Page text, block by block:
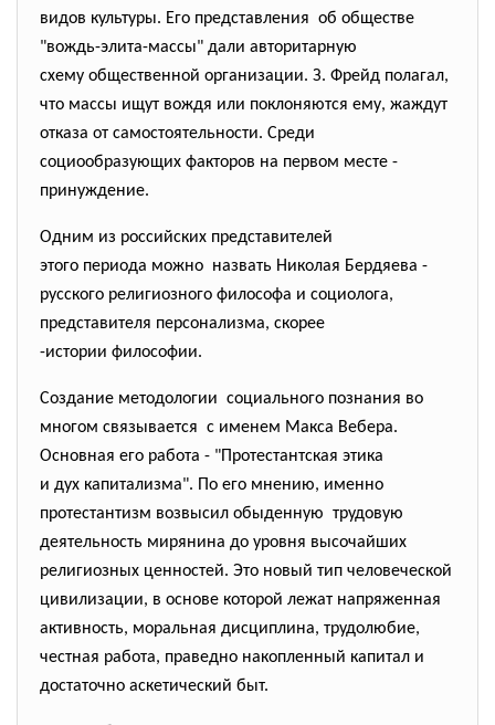
видов культуры. Его представления об обществе
"вождь-элита-массы" дали авторитарную
схему общественной организации. З. Фрейд полагал,
что массы ищут вождя или поклоняются ему, жаждут
отказа от самостоятельности. Среди
социообразующих факторов на первом месте -
принуждение.
Одним из российских представителей
этого периода можно назвать Николая Бердяева -
русского религиозного философа и социолога,
представителя персонализма, скорее
-истории философии.
Создание методологии социального познания во
многом связывается с именем Макса Вебера.
Основная его работа - "Протестантская этика
и дух капитализма". По его мнению, именно
протестантизм возвысил обыденную трудовую
деятельность мирянина до уровня высочайших
религиозных ценностей. Это новый тип человеческой
цивилизации, в основе которой лежат напряженная
активность, моральная дисциплина, трудолюбие,
честная работа, праведно накопленный капитал и
достаточно аскетический быт.